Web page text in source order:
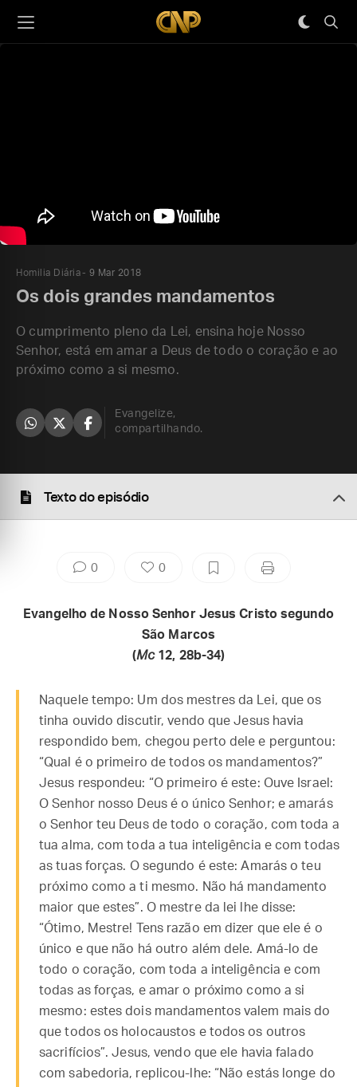
Homilia Diária 9 Mar 2018
Os dois grandes mandamentos
O cumprimento pleno da Lei, ensina hoje Nosso
Senhor, está em amar a Deus de todo o coração e ao
próximo como a si mesmo.
Evangelize,
compartilhando.
Texto do episódio
0 0
Evangelho de Nosso Senhor Jesus Cristo segundo
São Marcos
(Mc12, 28b-34)
Naquele tempo: Um dos mestres da Lei, que os
tinha ouvido discutir, vendo que Jesus havia
respondido bem, chegou perto dele e perguntou:
“Qual é o primeiro de todos os mandamentos?”
Jesus respondeu: “O primeiro é este: Ouve Israel:
O Senhor nosso Deus é o único Senhor; e amarás
o Senhor teu Deus de todo o coração, com toda a
tua alma, com toda a tua inteligência e com todas
as tuas forças. O segundo é este: Amarás o teu
próximo como a ti mesmo. Não há mandamento
maior que estes”. O mestre da lei lhe disse:
“Ótimo, Mestre! Tens razão em dizer que ele é o
único e que não há outro além dele. Amá-lo de
todo o coração, com toda a inteligência e com
todas as forças, e amar o próximo como a si
mesmo: estes dois mandamentos valem mais do
que todos os holocaustos e todos os outros
sacrifícios”. Jesus, vendo que ele havia falado
com sabedoria, replicou-lhe: “Não estás longe do